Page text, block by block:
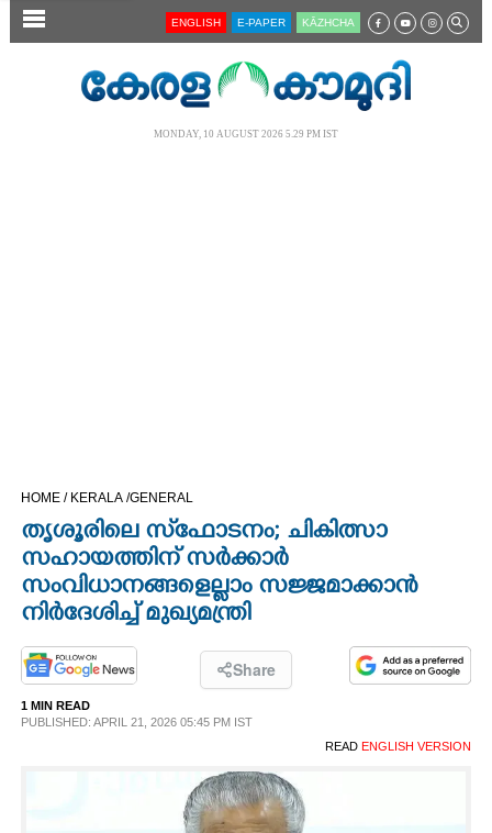
SECTIONS
OPINION
LIFESTYLE
ENGLISH E-PAPER KĀZHCHA
MONDAY, 10 AUGUST 2026 5.29 PM IST
HOME / KERALA /GENERAL
തൃശൂരിലെ സ്‌ഫോടനം; ചികിത്സാ
സഹായത്തിന് സർക്കാർ
സംവിധാനങ്ങളെല്ലാം സജ്ജമാക്കാൻ
നിർദേശിച്ച് മുഖ്യമന്ത്രി
Share
1 MIN READ
PUBLISHED: APRIL 21, 2026 05:45 PM IST
READ ENGLISH VERSION